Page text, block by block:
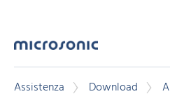
Assistenza Download